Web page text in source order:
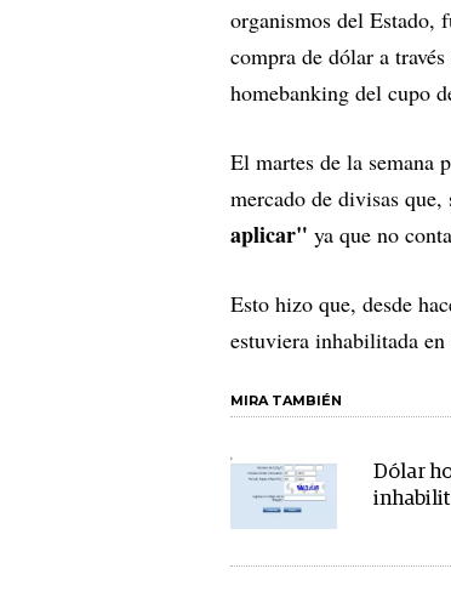
organismos del Estado,
compra de dólar a
homebanking del cupo
El martes de la semana
mercado de divisas que,
aplicar" ya que no
Esto hizo que, desde
estuviera inhabilitada
MIRA TAMBIÉN
Dólar